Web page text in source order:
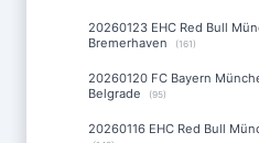
20260123 EHC Red Bull
Bremerhaven
(161)
20260120 FC Bayern
Belgrade
(95)
20260116 EHC Red Bull